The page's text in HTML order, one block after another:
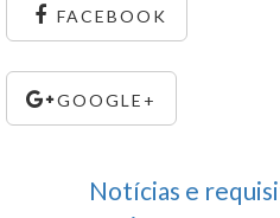
FACEBOOK
GOOGLE+
Notícias e